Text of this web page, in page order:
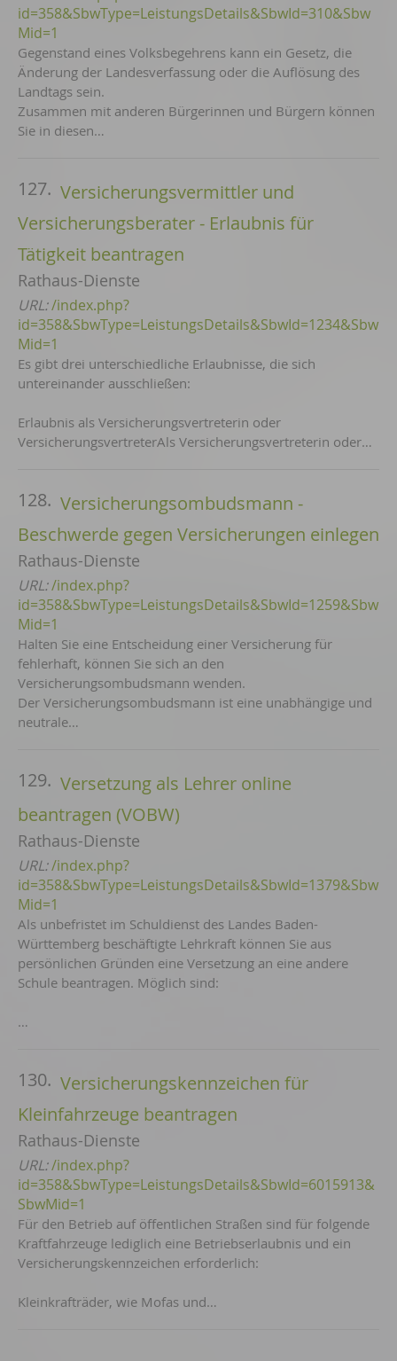
id=358&SbwType=LeistungsDetails&SbwId=310&Sbw
Mid=1
Gegenstand eines Volksbegehrens kann ein Gesetz, die
Änderung der Landesverfassung oder die Auflösung des
Landtags sein.
Zusammen mit anderen Bürgerinnen und Bürgern können
Sie in diesen…
127. Versicherungsvermittler und
Versicherungsberater - Erlaubnis für
Tätigkeit beantragen
Rathaus-Dienste
URL:/index.php?
id=358&SbwType=LeistungsDetails&SbwId=1234&Sbw
Mid=1
Es gibt drei unterschiedliche Erlaubnisse, die sich
untereinander ausschließen:
Erlaubnis als Versicherungsvertreterin oder
VersicherungsvertreterAls Versicherungsvertreterin oder…
128. Versicherungsombudsmann -
Beschwerde gegen Versicherungen einlegen
Rathaus-Dienste
URL:/index.php?
id=358&SbwType=LeistungsDetails&SbwId=1259&Sbw
Mid=1
Halten Sie eine Entscheidung einer Versicherung für
fehlerhaft, können Sie sich an den
Versicherungsombudsmann wenden.
Der Versicherungsombudsmann ist eine unabhängige und
neutrale…
129. Versetzung als Lehrer online
beantragen (VOBW)
Rathaus-Dienste
URL:/index.php?
id=358&SbwType=LeistungsDetails&SbwId=1379&Sbw
Mid=1
Als unbefristet im Schuldienst des Landes Baden-
Württemberg beschäftigte Lehrkraft können Sie aus
persönlichen Gründen eine Versetzung an eine andere
Schule beantragen. Möglich sind:
…
130. Versicherungskennzeichen für
Kleinfahrzeuge beantragen
Rathaus-Dienste
URL:/index.php?
id=358&SbwType=LeistungsDetails&SbwId=6015913&
SbwMid=1
Für den Betrieb auf öffentlichen Straßen sind für folgende
Kraftfahrzeuge lediglich eine Betriebserlaubnis und ein
Versicherungskennzeichen erforderlich:
Kleinkrafträder, wie Mofas und…